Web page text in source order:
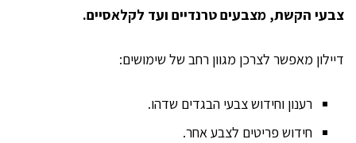
צבעי הקשת, מצבעים טרנדיים ועד לקלאסיים.
דיילון מאפשר לצרכן מגוון רחב של שימושים:
רענון וחידוש צבעי הבגדים שדהו.
חידוש פריטים לצבע אחר.